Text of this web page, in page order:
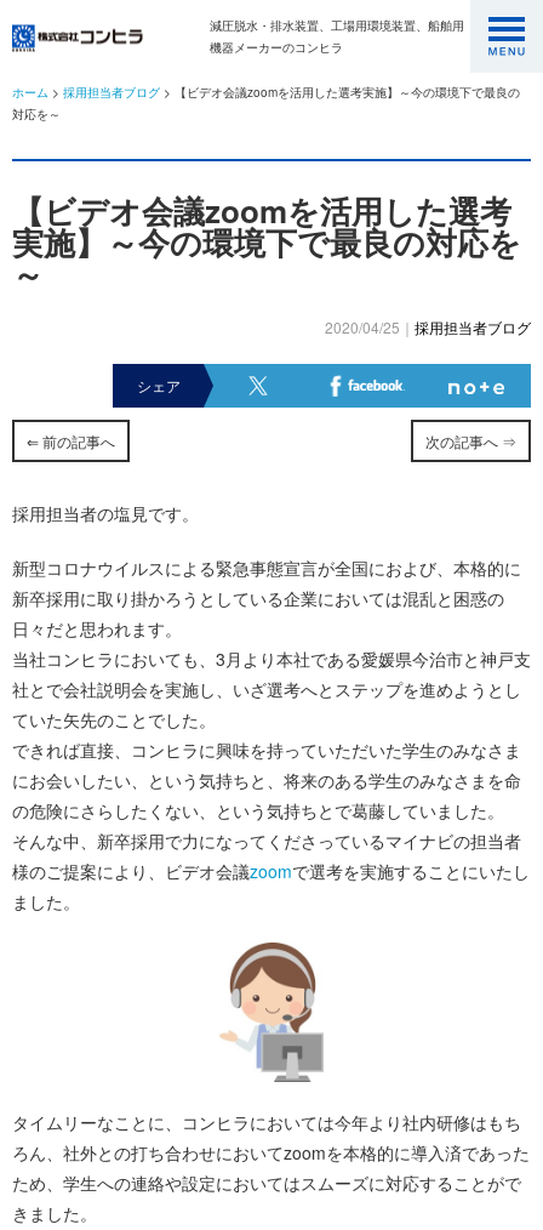
減圧脱水・排水装置、工場用環境装置、船舶用
機器メーカーのコンヒラ
ホーム > 採用担当者ブログ > 【ビデオ会議zoomを活用した選考実施】～今の環境下で最良の
対応を～
【ビデオ会議zoomを活用した選考
実施】～今の環境下で最良の対応を
～
2020/04/25｜ 採用担当者ブログ
シェア
⇐ 前の記事へ 次の記事へ ⇒
採用担当者の塩見です。
新型コロナウイルスによる緊急事態宣言が全国におよび、本格的に
新卒採用に取り掛かろうとしている企業においては混乱と困惑の
日々だと思われます。
当社コンヒラにおいても、3月より本社である愛媛県今治市と神戸支
社とで会社説明会を実施し、いざ選考へとステップを進めようとし
ていた矢先のことでした。
できれば直接、コンヒラに興味を持っていただいた学生のみなさま
にお会いしたい、という気持ちと、将来のある学生のみなさまを命
の危険にさらしたくない、という気持ちとで葛藤していました。
そんな中、新卒採用で力になってくださっているマイナビの担当者
様のご提案により、ビデオ会議zoomで選考を実施することにいたし
ました。
タイムリーなことに、コンヒラにおいては今年より社内研修はもち
ろん、社外との打ち合わせにおいてzoomを本格的に導入済であった
ため、学生への連絡や設定においてはスムーズに対応することがで
きました。